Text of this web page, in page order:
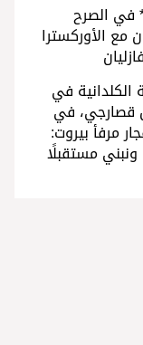
في الصرح
مع الأوركسترا
الكلدانية في
قصارجي، في
مرفأ بيروت:
ونبني مستقبلًا